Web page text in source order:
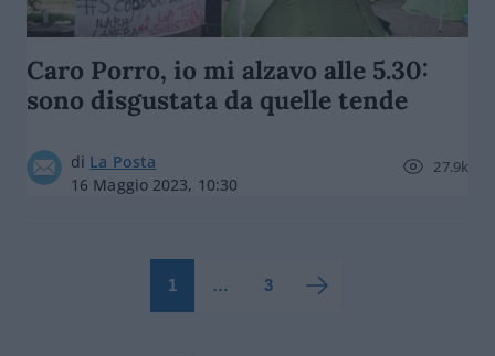
Caro Porro, io mi alzavo alle 5.30:
sono disgustata da quelle tende
di La Posta
16 Maggio 2023, 10:30
27.9k
1 … 3